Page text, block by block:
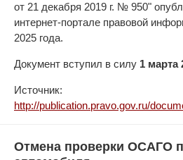
от 21 декабря 2019 г. № 950"
интернет-портале правовой
2025 года.
Документ вступил в силу 1 марта
Источник:
http://publication.pravo.gov.ru/
Отмена проверки ОСАГО